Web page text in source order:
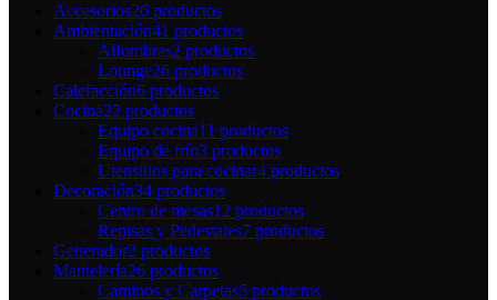
Accesorios26 productos
Ambientación41 productos
Alfombras2 productos
Lounge26 productos
Calefacción6 productos
Cocina22 productos
Equipo cocina11 productos
Equipo de frío3 productos
Utensilios para cocinar4 productos
Decoración34 productos
Centro de mesas12 productos
Repisas y Pedestales7 productos
Generador2 productos
Mantelería26 productos
Caminos y Carpetas5 productos